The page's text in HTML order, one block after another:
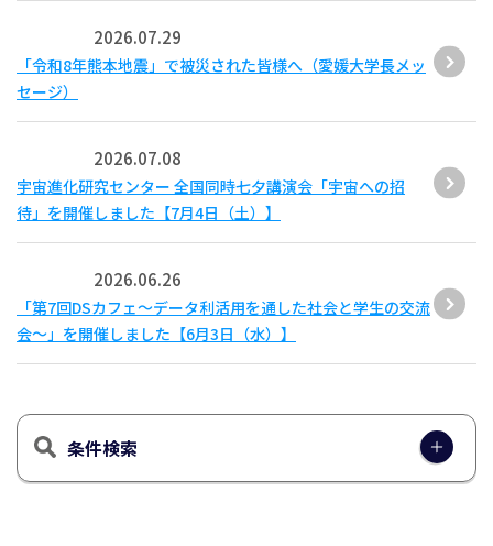
2026.07.29
「令和8年熊本地震」で被災された皆様へ（愛媛大学長メッ
セージ）
2026.07.08
宇宙進化研究センター 全国同時七夕講演会「宇宙への招
待」を開催しました【7月4日（土）】
2026.06.26
「第7回DSカフェ〜データ利活用を通した社会と学生の交流
会〜」を開催しました【6月3日（水）】
条件検索